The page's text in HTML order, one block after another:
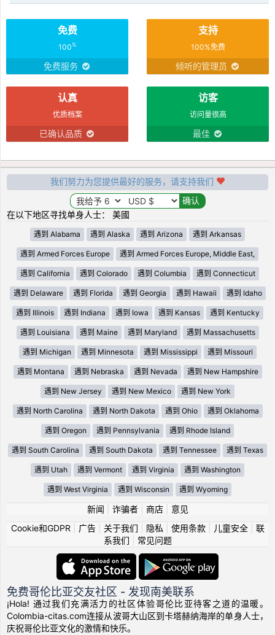
免费
100%
免费服务
支持
100%免费
倾听的管理员
认真
优质档案
已确认品质
访客
访问量很高
最佳
我们努力为您提供最好的服务，请支持我们
在以下地区寻找单身人士： 美國
遇到 Alabama 遇到 Alaska 遇到 Arizona 遇到 Arkansas
遇到 Armed Forces Europe 遇到 Armed Forces Europe, Middle East,
遇到 California 遇到 Colorado 遇到 Columbia 遇到 Connecticut
遇到 Delaware 遇到 Florida 遇到 Georgia 遇到 Hawaii 遇到 Idaho
遇到 Illinois 遇到 Indiana 遇到 Iowa 遇到 Kansas 遇到 Kentucky
遇到 Louisiana 遇到 Maine 遇到 Maryland 遇到 Massachusetts
遇到 Michigan 遇到 Minnesota 遇到 Mississippi 遇到 Missouri
遇到 Montana 遇到 Nebraska 遇到 Nevada 遇到 New Hampshire
遇到 New Jersey 遇到 New Mexico 遇到 New York
遇到 North Carolina 遇到 North Dakota 遇到 Ohio 遇到 Oklahoma
遇到 Oregon 遇到 Pennsylvania 遇到 Rhode Island
遇到 South Carolina 遇到 South Dakota 遇到 Tennessee 遇到 Texas
遇到 Utah 遇到 Vermont 遇到 Virginia 遇到 Washington
遇到 West Virginia 遇到 Wisconsin 遇到 Wyoming
新闻 诈骗者| 商店| 意见
Cookie和GDPR
广告| 关于我们 隐私 使用条款| 儿童安全| 联
系我们
常见问题
免费哥伦比亚交友社区 - 发现南美联系
¡Hola! 通过我们充满活力的社区体验哥伦比亚待客之道的温暖。
Colombia-citas.com连接从波哥大山区到卡塔赫纳海岸的单身人士，
庆祝哥伦比亚文化的激情和快乐。